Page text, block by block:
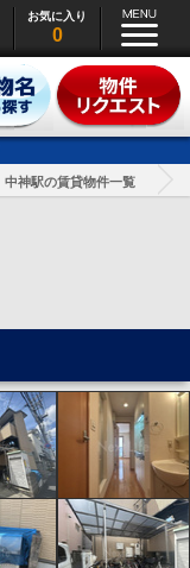
お気に入り
0
中神駅の賃貸物件一覧